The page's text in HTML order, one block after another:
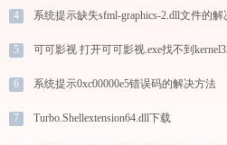
4
5
6 系统提示0xc00000e5错误码的解决方法
7 Turbo.Shellextension64.dll下载